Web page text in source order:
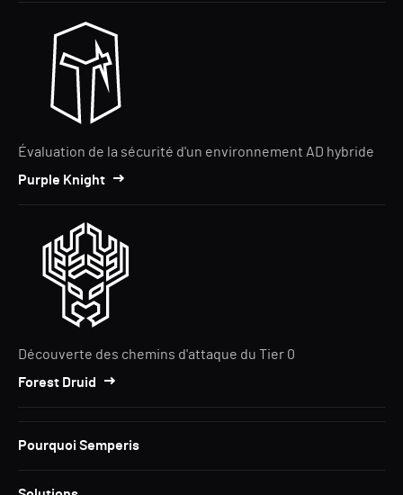
Évaluation de la sécurité d'un environnement AD hybride
Purple Knight
Découverte des chemins d'attaque du Tier 0
Forest Druid
Pourquoi Semperis